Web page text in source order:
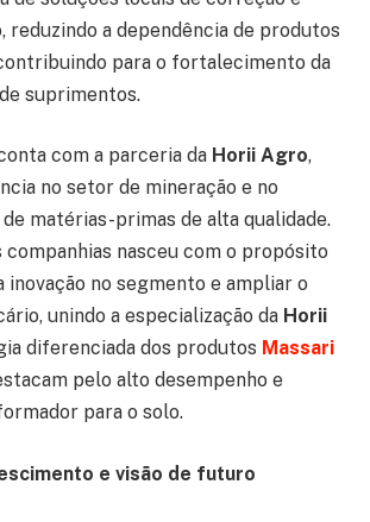
reduzindo a dependência de produtos
para o fortalecimento da
suprimentos.
com a parceria da Horii Agro,
no setor de mineração e no
matérias-primas de alta qualidade.
companhias nasceu com o propósito
inovação no segmento e ampliar o
unindo a especialização da Horii
diferenciada dos produtos Massari
pelo alto desempenho e
para o solo.
e visão de futuro